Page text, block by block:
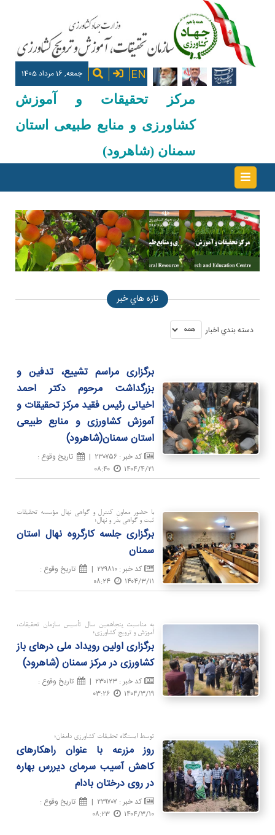
جمعه, 16 مرداد 1405 EN
مرکز تحقیقات و آموزش
کشاورزی و منابع طبیعی استان
سمنان (شاهرود)
تازه هاي خبر
دسته بندي اخبار
برگزاری مراسم تشییع، تدفین و
بزرگداشت مرحوم دكتر احمد
اخیانی رئیس فقید مركز تحقیقات و
آموزش كشاورزی و منابع طبیعی
استان سمنان(شاهرود)
کد خبر : ۲۳۰۷۵۶ | تاريخ وقوع :
۱۴۰۴/۴/۲۱
۰۸:۴۰
با حضور معاون کنترل و گواهی نهال مؤسسه تحقیقات
ثبت و گواهی بذر و نهال؛
برگزاری جلسه كارگروه نهال استان
سمنان
کد خبر : ۲۲۹۸۱۰ | تاريخ وقوع :
۱۴۰۴/۳/۱۱
۰۸:۲۴
به مناسبت پنجاهمین سال تأسیس سازمان تحقیقات،
آموزش و ترویج کشاورزی؛
برگزاری اولین رویداد ملی درهای باز
كشاورزی در مركز سمنان (شاهرود)
کد خبر : ۲۳۰۱۲۳ | تاريخ وقوع :
۱۴۰۴/۳/۱۹
۰۳:۲۶
توسط ایستگاه تحقیقات کشاورزی دامغان؛
روز مزرعه با عنوان راهكارهای
كاهش آسیب سرمای دیررس بهاره
در روی درختان بادام
کد خبر : ۲۲۹۷۰۷ | تاريخ وقوع :
۱۴۰۴/۳/۱۰
۰۸:۲۳